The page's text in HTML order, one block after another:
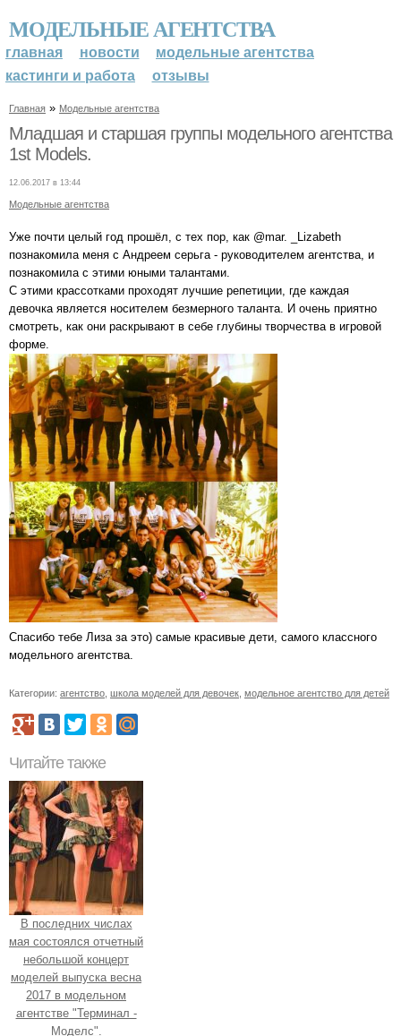
МОДЕЛЬНЫЕ АГЕНТСТВА
главная новости
модельные агентства
кастинги и работа
отзывы
Главная » Модельные агентства
Младшая и старшая группы модельного агентства
1st Models.
12.06.2017 в 13:44
Модельные агентства
Уже почти целый год прошёл, с тех пор, как @mar. _Lizabeth
познакомила меня с Андреем серьга - руководителем агентства, и
познакомила с этими юными талантами.
С этими крассотками проходят лучшие репетиции, где каждая
девочка является носителем безмерного таланта. И очень приятно
смотреть, как они раскрывают в себе глубины творчества в игровой
форме.
Спасибо тебе Лиза за это) самые красивые дети, самого классного
модельного агентства.
Категории: агентство школа моделей для девочек модельное агентство для детей
Читайте также
В последних числах
мая состоялся отчетный
небольшой концерт
моделей выпуска весна
2017 в модельном
агентстве "Терминал -
Моделс".